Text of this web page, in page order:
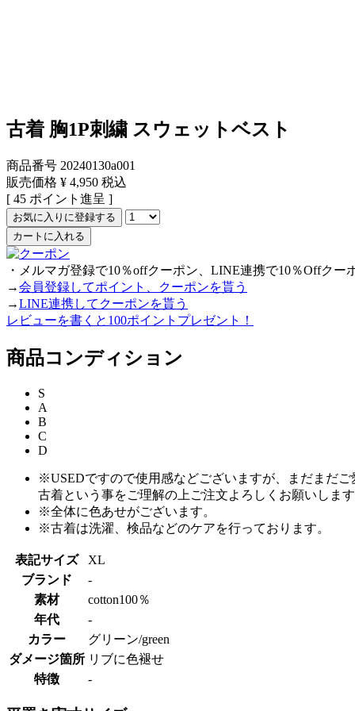
古着 胸1P刺繍 スウェットベスト
商品番号 20240130a001
販売価格 ¥ 4,950 税込
[ 45 ポイント進呈 ]
お気に入りに登録する
カートに入れる
・メルマガ登録で10％offクーポン、LINE連携で10％Offクー
→会員登録してポイント、クーポンを貰う
→LINE連携してクーポンを貰う
レビューを書くと100ポイントプレゼント！
商品コンディション
S
A
B
C
D
※USEDですので使用感などございますが、まだまだご
古着という事をご理解の上ご注文よろしくお願いします
※全体に色あせがございます。
※古着は洗濯、検品などのケアを行っております。
表記サイズ
XL
ブランド
-
素材
cotton100％
年代
-
カラー
グリーン/green
ダメージ箇所 リブに色褪せ
特徴
-